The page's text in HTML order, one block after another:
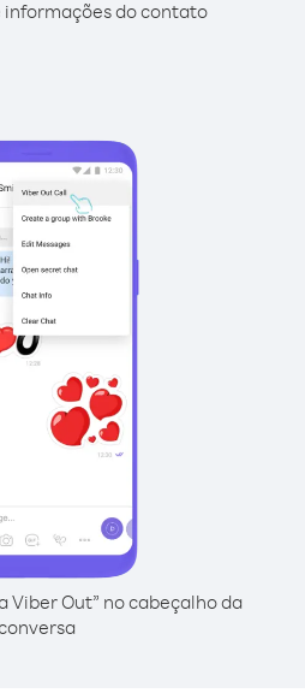
do contato
Viber Out” no cabeçalho da